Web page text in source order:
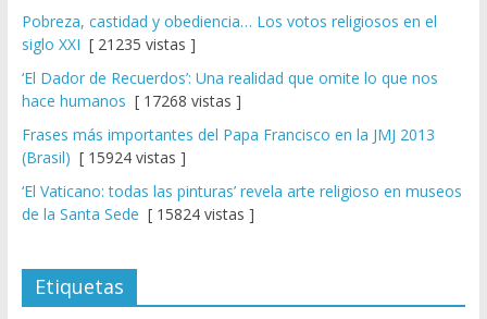
Pobreza, castidad y obediencia… Los votos religiosos en el
siglo XXI [ 21235 vistas ]
‘El Dador de Recuerdos’: Una realidad que omite lo que nos
hace humanos [ 17268 vistas ]
Frases más importantes del Papa Francisco en la JMJ 2013
(Brasil) [ 15924 vistas ]
‘El Vaticano: todas las pinturas’ revela arte religioso en museos
de la Santa Sede [ 15824 vistas ]
Etiquetas